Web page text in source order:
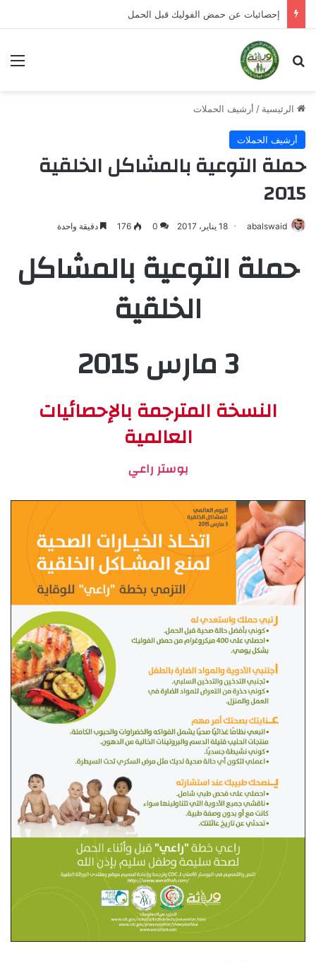
أسئلة شائعة ومهمة عن حمض الفوليك
بحث عن
الرئيسية / أرشيف الحملات
أرشيف الحملات
حملة التوعية بالمشاكل الخلقية
2015
abalswaid 18 يناير، 2017 0
176 دقيقة واحدة
حملة التوعية بالمشاكل
الخلقية
3 مارس 2015
النسخة المترجمة بالإحصائيات
العالمية
بوستر راعي